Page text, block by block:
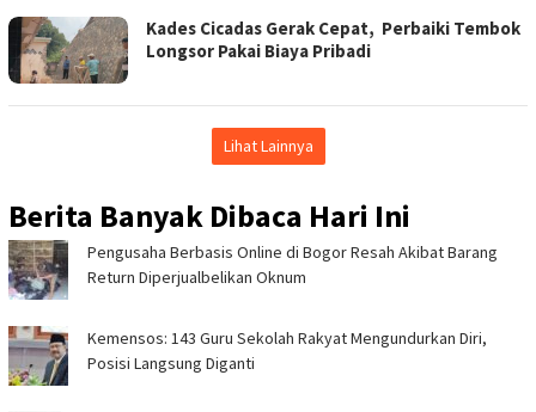
‎Kades Cicadas Gerak Cepat, Perbaiki Tembok
Longsor Pakai Biaya Pribadi ‎
Lihat Lainnya
Berita Banyak Dibaca Hari Ini
Pengusaha Berbasis Online di Bogor Resah Akibat Barang
Return Diperjualbelikan Oknum
Kemensos: 143 Guru Sekolah Rakyat Mengundurkan Diri,
Posisi Langsung Diganti